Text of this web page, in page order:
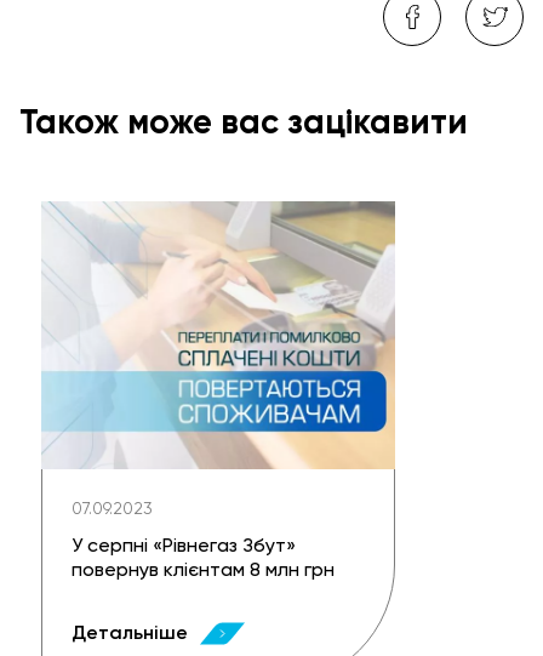
Також може вас зацікавити
07.09.2023
У серпні «Рівнегаз Збут»
повернув клієнтам 8 млн грн
Детальніше